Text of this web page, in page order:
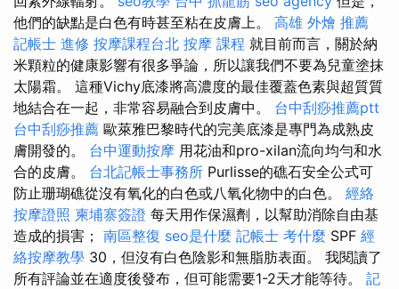
他們的缺點是白色有時甚至粘在皮膚上。 高雄 外燴 推薦
記帳士 進修 按摩課程台北 按摩 課程 就目前而言，關於納
米顆粒的健康影響有很多爭論，所以讓我們不要為兒童塗抹
太陽霜。 這種Vichy底漆將高濃度的最佳覆蓋色素與超質質
地結合在一起，非常容易融合到皮膚中。 台中刮痧推薦ptt
台中刮痧推薦 歐萊雅巴黎時代的完美底漆是專門為成熟皮
膚開發的。 台中運動按摩 用花油和pro-xilan流向均勻和水
合的皮膚。 台北記帳士事務所 Purlisse的礁石安全公式可
防止珊瑚礁從沒有氧化的白色或八氧化物中的白色。 經絡
按摩證照 柬埔寨簽證 每天用作保濕劑，以幫助消除自由基
造成的損害； 南區整復 seo是什麼 記帳士 考什麼 SPF 經
絡按摩教學 30，但沒有白色陰影和無脂肪表面。 我閱讀了
所有評論並在適度後發布，但可能需要1-2天才能等待。 記